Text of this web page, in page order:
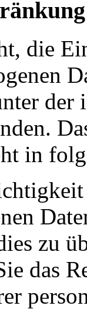
die
der
in
zu
das